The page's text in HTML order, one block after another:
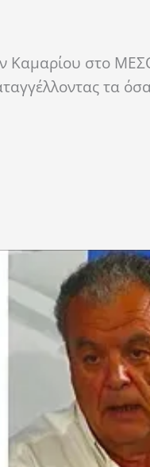
Καμαρίου στο
τα